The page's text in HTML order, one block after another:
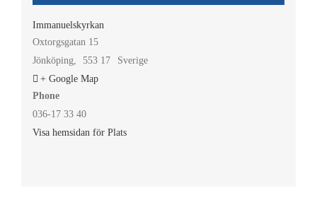
Immanuelskyrkan
Oxtorgsgatan 15
Jönköping, 553 17
Sverige
+ Google Map
Phone
036-17 33 40
Visa hemsidan för Plats